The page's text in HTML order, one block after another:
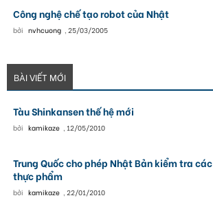
Công nghệ chế tạo robot của Nhật
bởi nvhcuong , 25/03/2005
BÀI VIẾT MỚI
Tàu Shinkansen thế hệ mới
bởi kamikaze , 12/05/2010
Trung Quốc cho phép Nhật Bản kiểm tra
thực phẩm
bởi kamikaze , 22/01/2010